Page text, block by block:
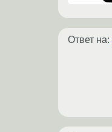
Ответ на: